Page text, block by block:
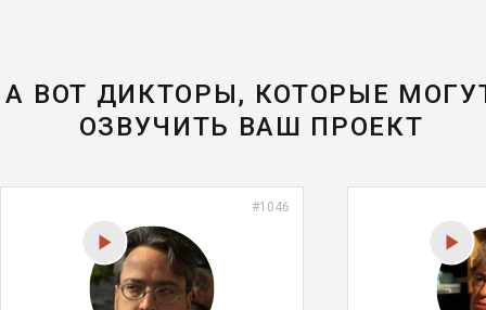
А ВОТ ДИКТОРЫ, КОТОРЫЕ
ОЗВУЧИТЬ ВАШ ПРОЕКТ
#1046